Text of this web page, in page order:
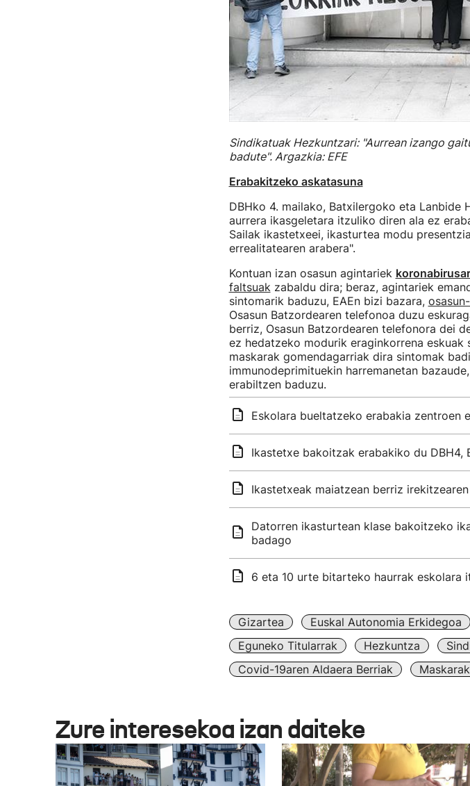
Sindikatuak Hezkuntzari: "Aurrean izango
badute". Argazkia: EFE
Erabakitzeko askatasuna
DBHko 4. mailako, Batxilergoko eta Lanbide
aurrera ikasgeletara itzuliko diren ala ez
Sailak ikastetxeei, ikasturtea modu
errealitatearen arabera".
Kontuan izan osasun agintariek
faltsuakzabaldu dira; beraz, agintariek
sintomarik baduzu, EAEn bizi bazara,
Osasun Batzordearen telefonoa duzu
berriz, Osasun Batzordearen telefonora dei
ez hedatzeko modurik eraginkorrena
maskarak gomendagarriak dira sintomak
immunodeprimituekin harremanetan
erabiltzen baduzu.
Eskolara bueltatzeko erabakia zentroen
Ikastetxe bakoitzak erabakiko du
Ikastetxeak maiatzean berriz
Datorren ikasturtean klase bakoitzeko
badago
6 eta 10 urte bitarteko haurrak eskolara
Gizartea Euskal Autonomia Erkidegoa
Eguneko Titularrak
Hezkuntza
Covid-19aren Aldaera Berriak
Maskarak
Zure interesekoa izan daiteke